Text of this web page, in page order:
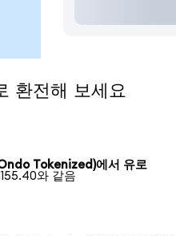
전해 보세요
Tokenized)에서 유로
와 같음